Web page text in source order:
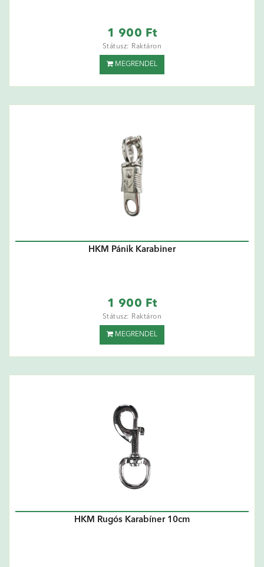
1 900 Ft
Státusz: Raktáron
MEGRENDEL
HKM Pánik Karabiner
1 900 Ft
Státusz: Raktáron
MEGRENDEL
HKM Rugós Karabíner 10cm